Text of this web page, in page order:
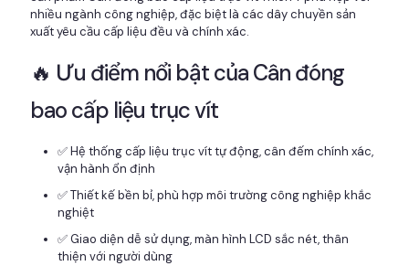
nhiều ngành công nghiệp, đặc biệt là các dây chuyền sản
xuất yêu cầu cấp liệu đều và chính xác.
🔥 Ưu điểm nổi bật của Cân đóng
bao cấp liệu trục vít
✅ Hệ thống cấp liệu trục vít tự động, cân đếm chính xác,
vận hành ổn định
✅ Thiết kế bền bỉ, phù hợp môi trường công nghiệp khắc
nghiệt
✅ Giao diện dễ sử dụng, màn hình LCD sắc nét, thân
thiện với người dùng